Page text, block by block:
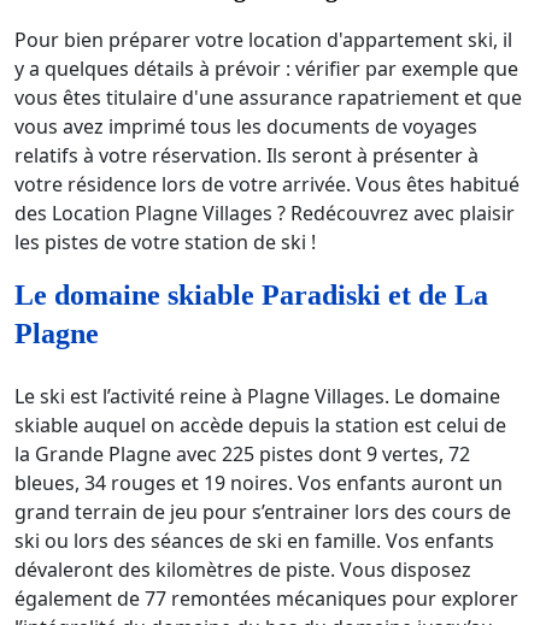
Pour bien préparer votre location d'appartement ski, il
y a quelques détails à prévoir : vérifier par exemple que
vous êtes titulaire d'une assurance rapatriement et que
vous avez imprimé tous les documents de voyages
relatifs à votre réservation. Ils seront à présenter à
votre résidence lors de votre arrivée. Vous êtes habitué
des Location Plagne Villages ? Redécouvrez avec plaisir
les pistes de votre station de ski !
Le domaine skiable Paradiski et de La
Plagne
Le ski est l’activité reine à Plagne Villages. Le domaine
skiable auquel on accède depuis la station est celui de
la Grande Plagne avec 225 pistes dont 9 vertes, 72
bleues, 34 rouges et 19 noires. Vos enfants auront un
grand terrain de jeu pour s’entrainer lors des cours de
ski ou lors des séances de ski en famille. Vos enfants
dévaleront des kilomètres de piste. Vous disposez
également de 77 remontées mécaniques pour explorer